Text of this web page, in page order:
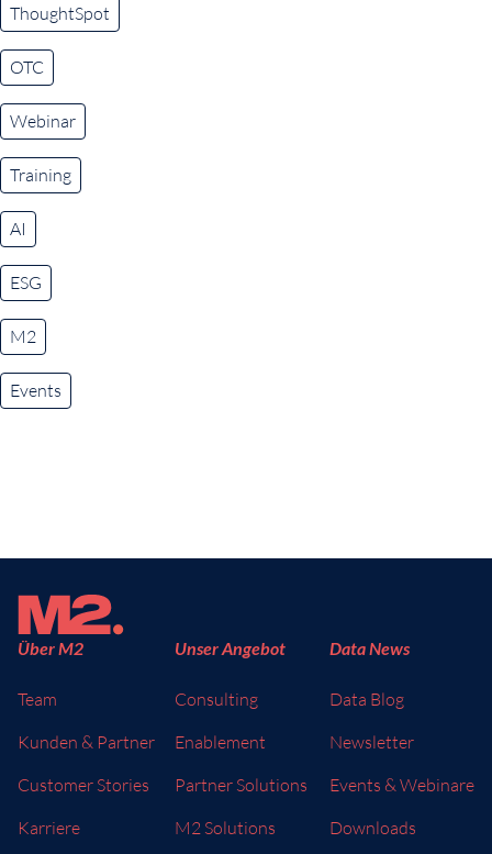
ThoughtSpot
OTC
Webinar
Training
AI
ESG
M2
Events
Über M2
Team
Kunden & Partner
Customer Stories
Karriere
Unser Angebot
Consulting
Enablement
Partner Solutions
M2 Solutions
Data News
Data Blog
Newsletter
Events & Webinare
Downloads